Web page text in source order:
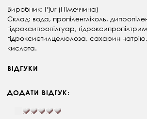
Виробник: Pjur (Німеччина)
Склад: вода, пропіленгліколь,
гідроксипропілгуар,
гідроксиетилцелюлоза, сахарин
кислота.
ВІДГУКИ
ДОДАТИ ВІДГУК: